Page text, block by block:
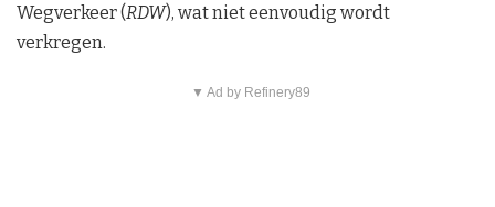
Wegverkeer (RDW), wat niet eenvoudig wordt
verkregen.
▼ Ad by Refinery89